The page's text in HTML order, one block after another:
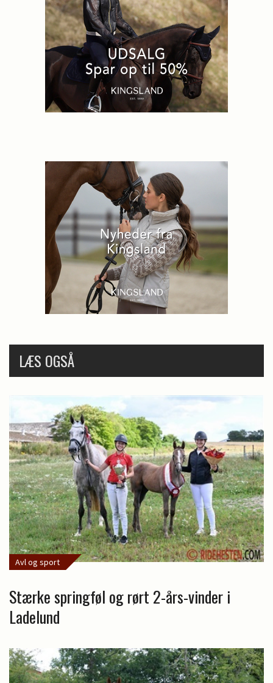
LÆS OGSÅ
Avl og sport
Stærke springføl og rørt 2-års-vinder i
Ladelund